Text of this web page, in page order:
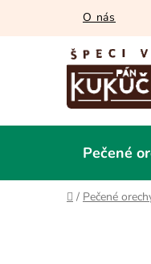
obsah
O nás
Pečené
Domov
/ Pečené